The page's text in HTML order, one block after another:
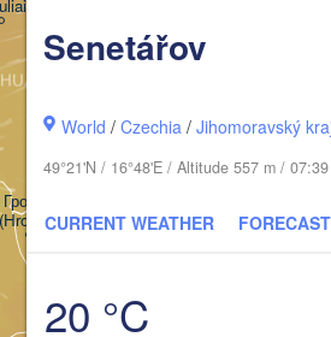
Senetářov
World /Czechia /Jihomoravský
49°21'N / 16°48'E / Altitude 557 m /
CURRENT WEATHER FORECAST
20 °C
Мінск
Vilnius
Гродна
(Hrodna)